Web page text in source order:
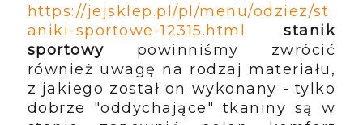
https://jejsklep.pl/pl/menu/odziez/st
aniki-sportowe-12315.html
stanik
sportowy powinniśmy zwrócić
również uwagę na rodzaj materiału,
z jakiego został on wykonany - tylko
dobrze "oddychające" tkaniny są w